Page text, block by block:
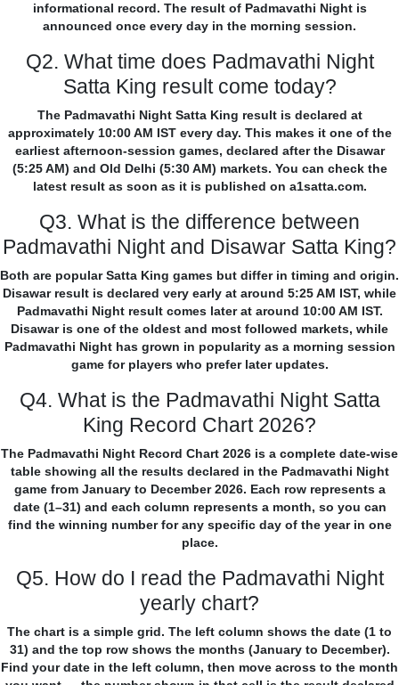
informational record. The result of Padmavathi Night is
announced once every day in the morning session.
Q2. What time does Padmavathi Night
Satta King result come today?
The Padmavathi Night Satta King result is declared at
approximately 10:00 AM IST every day. This makes it one of the
earliest afternoon-session games, declared after the Disawar
(5:25 AM) and Old Delhi (5:30 AM) markets. You can check the
latest result as soon as it is published on a1satta.com.
Q3. What is the difference between
Padmavathi Night and Disawar Satta King?
Both are popular Satta King games but differ in timing and origin.
Disawar result is declared very early at around 5:25 AM IST, while
Padmavathi Night result comes later at around 10:00 AM IST.
Disawar is one of the oldest and most followed markets, while
Padmavathi Night has grown in popularity as a morning session
game for players who prefer later updates.
Q4. What is the Padmavathi Night Satta
King Record Chart 2026?
The Padmavathi Night Record Chart 2026 is a complete date-wise
table showing all the results declared in the Padmavathi Night
game from January to December 2026. Each row represents a
date (1–31) and each column represents a month, so you can
find the winning number for any specific day of the year in one
place.
Q5. How do I read the Padmavathi Night
yearly chart?
The chart is a simple grid. The left column shows the date (1 to
31) and the top row shows the months (January to December).
Find your date in the left column, then move across to the month